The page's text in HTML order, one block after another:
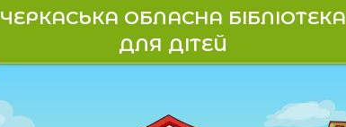
ЧЕРКАСЬКА ОБЛАСНА БІБЛІОТЕКА
ДЛЯ ДІТЕЙ